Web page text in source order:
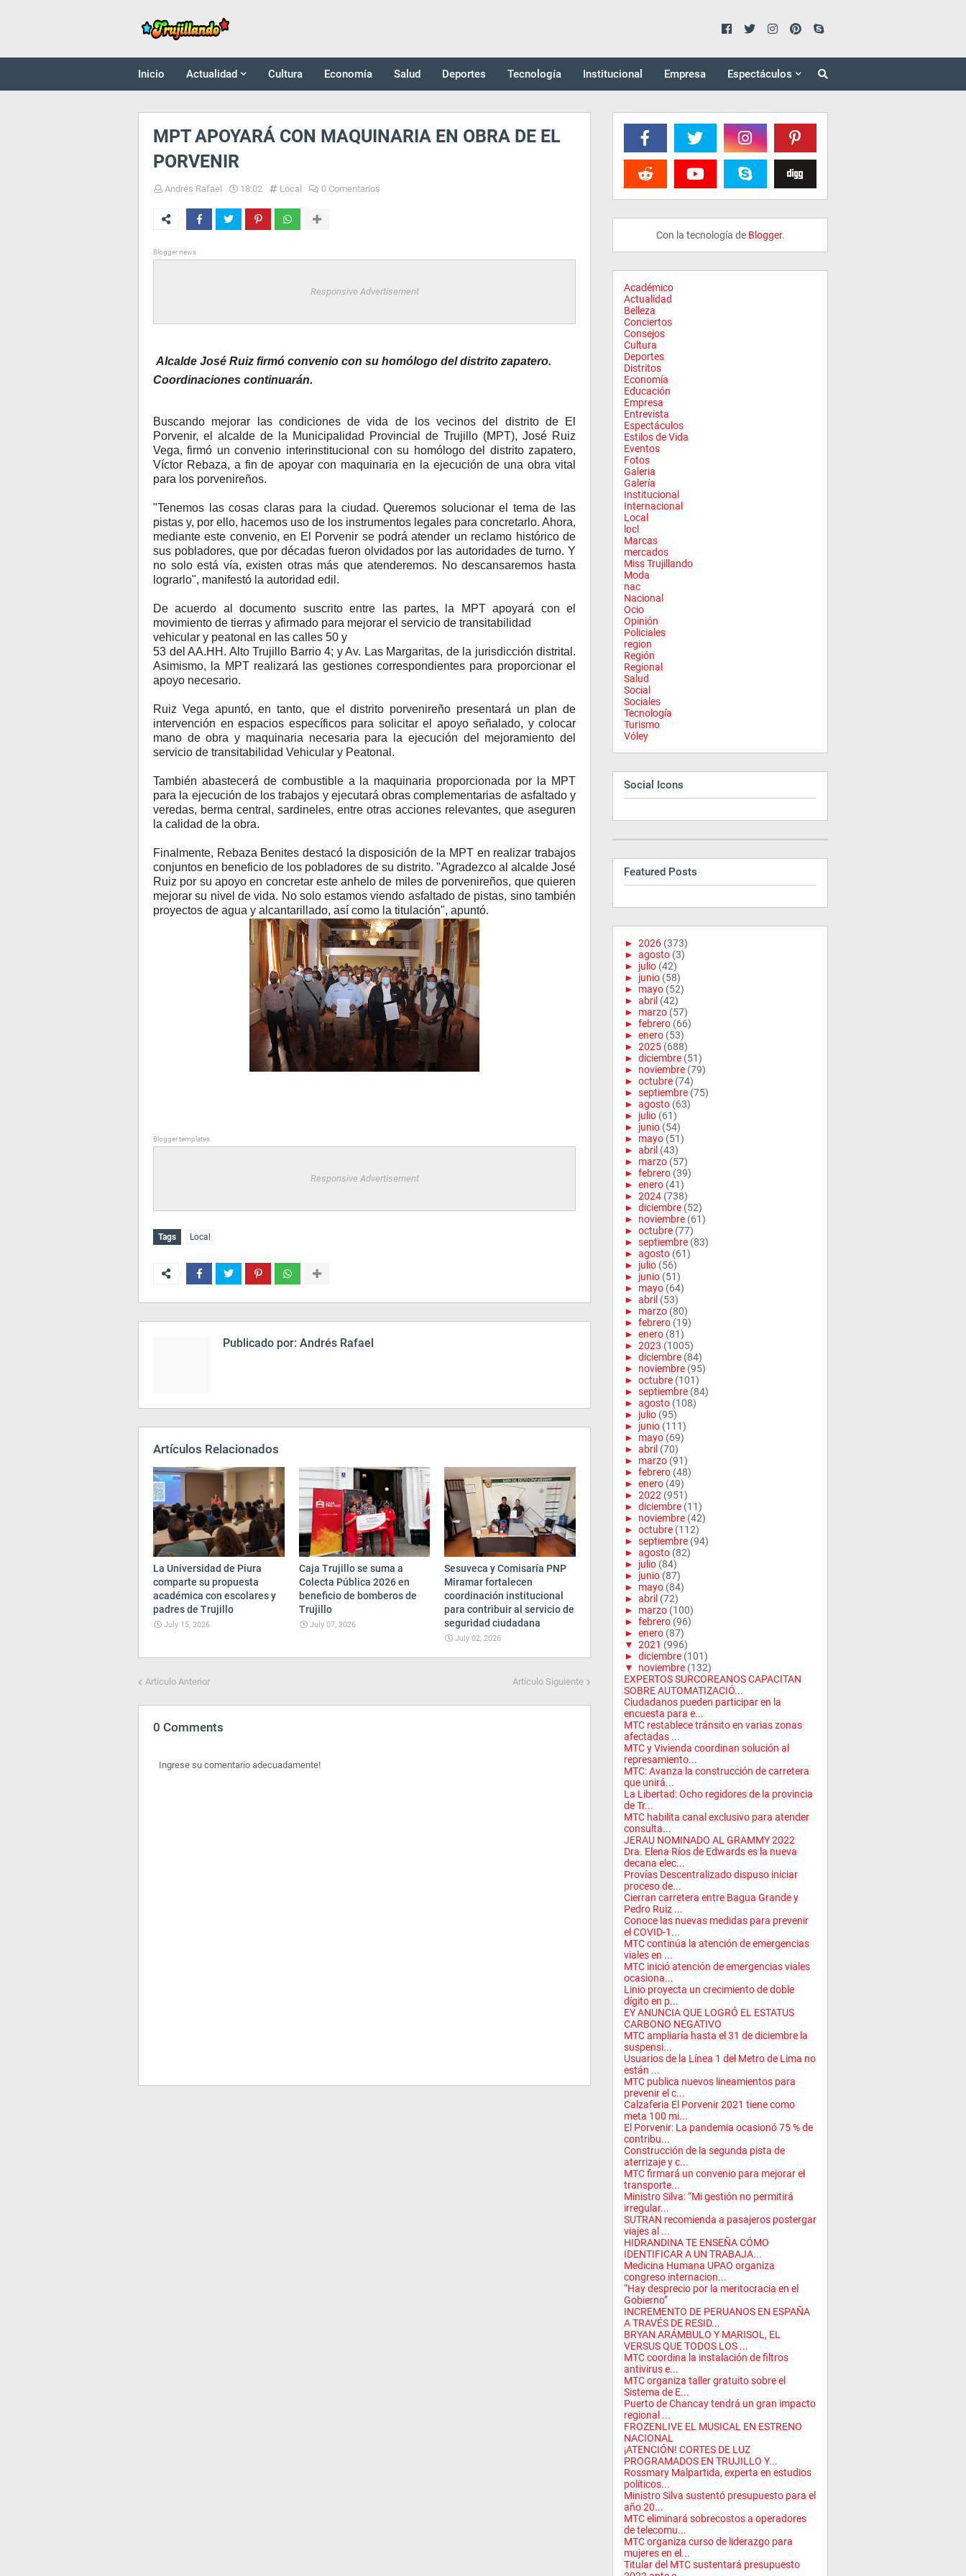
Inicio Actualidad Cultura Economía Salud Deportes Tecnología Institucional Empresa Espectáculos
MPT APOYARÁ CON MAQUINARIA EN OBRA DE EL
PORVENIR
Andrés Rafael 18:02 Local 0 Comentarios
Blogger news
Responsive Advertisement
Alcalde José Ruiz firmó convenio con su homólogo del distrito zapatero.
Coordinaciones continuarán.
Buscando mejorar las condiciones de vida de los vecinos del distrito de El
Porvenir, el alcalde de la Municipalidad Provincial de Trujillo (MPT), José Ruiz
Vega, firmó un convenio interinstitucional con su homólogo del distrito zapatero,
Víctor Rebaza, a fin de apoyar con maquinaria en la ejecución de una obra vital
para los porvenireños.
"Tenemos las cosas claras para la ciudad. Queremos solucionar el tema de las
pistas y, por ello, hacemos uso de los instrumentos legales para concretarlo. Ahora,
mediante este convenio, en El Porvenir se podrá atender un reclamo histórico de
sus pobladores, que por décadas fueron olvidados por las autoridades de turno. Y
no solo está vía, existen otras más que atenderemos. No descansaremos hasta
lograrlo", manifestó la autoridad edil.
De acuerdo al documento suscrito entre las partes, la MPT apoyará con el
movimiento de tierras y afirmado para mejorar el servicio de transitabilidad
vehicular y peatonal en las calles 50 y
53 del AA.HH. Alto Trujillo Barrio 4; y Av. Las Margaritas, de la jurisdicción distrital.
Asimismo, la MPT realizará las gestiones correspondientes para proporcionar el
apoyo necesario.
Ruiz Vega apuntó, en tanto, que el distrito porvenireño presentará un plan de
intervención en espacios específicos para solicitar el apoyo señalado, y colocar
mano de obra y maquinaria necesaria para la ejecución del mejoramiento del
servicio de transitabilidad Vehicular y Peatonal.
También abastecerá de combustible a la maquinaria proporcionada por la MPT
para la ejecución de los trabajos y ejecutará obras complementarias de asfaltado y
veredas, berma central, sardineles, entre otras acciones relevantes, que aseguren
la calidad de la obra.
Finalmente, Rebaza Benites destacó la disposición de la MPT en realizar trabajos
conjuntos en beneficio de los pobladores de su distrito. "Agradezco al alcalde José
Ruiz por su apoyo en concretar este anhelo de miles de porvenireños, que quieren
mejorar su nivel de vida. No solo estamos viendo asfaltado de pistas, sino también
proyectos de agua y alcantarillado, así como la titulación", apuntó.
Blogger templates
Responsive Advertisement
Tags Local
Publicado por: Andrés Rafael
Artículos Relacionados
La Universidad de Piura
comparte su propuesta
académica con escolares y
padres de Trujillo
July 15, 2026
Caja Trujillo se suma a
Colecta Pública 2026 en
beneficio de bomberos de
Trujillo
July 07, 2026
Sesuveca y Comisaría PNP
Miramar fortalecen
coordinación institucional
para contribuir al servicio de
seguridad ciudadana
July 02, 2026
Artículo Anterior Artículo Siguiente
0 Comments
Ingrese su comentario adecuadamente!
Con la tecnología de Blogger.
Académico
Actualidad
Belleza
Conciertos
Consejos
Cultura
Deportes
Distritos
Economía
Educación
Empresa
Entrevista
Espectáculos
Estilos de Vida
Eventos
Fotos
Galeria
Galería
Institucional
Internacional
Local
locl
Marcas
mercados
Miss Trujillando
Moda
nac
Nacional
Ocio
Opinión
Policiales
region
Región
Regional
Salud
Social
Sociales
Tecnología
Turismo
Vóley
Social Icons
Featured Posts
► 2026 (373)
► agosto (3)
► julio (42)
► junio (58)
► mayo (52)
► abril (42)
► marzo (57)
► febrero (66)
► enero (53)
► 2025 (688)
► diciembre (51)
► noviembre (79)
► octubre (74)
► septiembre (75)
► agosto (63)
► julio (61)
► junio (54)
► mayo (51)
► abril (43)
► marzo (57)
► febrero (39)
► enero (41)
► 2024 (738)
► diciembre (52)
► noviembre (61)
► octubre (77)
► septiembre (83)
► agosto (61)
► julio (56)
► junio (51)
► mayo (64)
► abril (53)
► marzo (80)
► febrero (19)
► enero (81)
► 2023 (1005)
► diciembre (84)
► noviembre (95)
► octubre (101)
► septiembre (84)
► agosto (108)
► julio (95)
► junio (111)
► mayo (69)
► abril (70)
► marzo (91)
► febrero (48)
► enero (49)
► 2022 (951)
► diciembre (11)
► noviembre (42)
► octubre (112)
► septiembre (94)
► agosto (82)
► julio (84)
► junio (87)
► mayo (84)
► abril (72)
► marzo (100)
► febrero (96)
► enero (87)
▼ 2021 (996)
► diciembre (101)
▼
noviembre (132)
EXPERTOS SURCOREANOS CAPACITAN
SOBRE AUTOMATIZACIÓ...
Ciudadanos pueden participar en la
encuesta para e...
MTC restablece tránsito en varias zonas
afectadas ...
MTC y Vivienda coordinan solución al
represamiento...
MTC: Avanza la construcción de carretera
que unirá...
La Libertad: Ocho regidores de la provincia
de Tr...
MTC habilita canal exclusivo para atender
consulta...
JERAU NOMINADO AL GRAMMY 2022
Dra. Elena Ríos de Edwards es la nueva
decana elec...
Provías Descentralizado dispuso iniciar
proceso de...
Cierran carretera entre Bagua Grande y
Pedro Ruiz ...
Conoce las nuevas medidas para prevenir
el COVID-1...
MTC continúa la atención de emergencias
viales en ...
MTC inició atención de emergencias viales
ocasiona...
Linio proyecta un crecimiento de doble
dígito en p...
EY ANUNCIA QUE LOGRÓ EL ESTATUS
CARBONO NEGATIVO
MTC ampliaría hasta el 31 de diciembre la
suspensi...
Usuarios de la Línea 1 del Metro de Lima no
están ...
MTC publica nuevos lineamientos para
prevenir el c...
Calzaferia El Porvenir 2021 tiene como
meta 100 mi...
El Porvenir: La pandemia ocasionó 75 % de
contribu...
Construcción de la segunda pista de
aterrizaje y c...
MTC firmará un convenio para mejorar el
transporte...
Ministro Silva: “Mi gestión no permitirá
irregular...
SUTRAN recomienda a pasajeros postergar
viajes al ...
HIDRANDINA TE ENSEÑA CÓMO
IDENTIFICAR A UN TRABAJA...
Medicina Humana UPAO organiza
congreso internacion...
“Hay desprecio por la meritocracia en el
Gobierno”
INCREMENTO DE PERUANOS EN ESPAÑA
A TRAVÉS DE RESID...
BRYAN ARÁMBULO Y MARISOL, EL
VERSUS QUE TODOS LOS ...
MTC coordina la instalación de filtros
antivirus e...
MTC organiza taller gratuito sobre el
Sistema de E...
Puerto de Chancay tendrá un gran impacto
regional ...
FROZENLIVE EL MUSICAL EN ESTRENO
NACIONAL
¡ATENCIÓN! CORTES DE LUZ
PROGRAMADOS EN TRUJILLO Y...
Rossmary Malpartida, experta en estudios
políticos...
Ministro Silva sustentó presupuesto para el
año 20...
MTC eliminará sobrecostos a operadores
de telecomu...
MTC organiza curso de liderazgo para
mujeres en el...
Titular del MTC sustentará presupuesto